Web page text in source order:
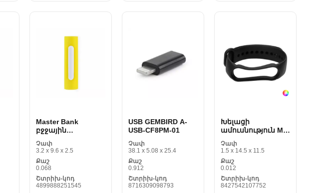
Master Bank
բջջային
համար 144742
Չափ
3.2 x 9.6 x 2.5
Քաշ
0.068
Շտրիխ-կոդ
4899888251545
USB GEMBIRD A-
USB-CF8PM-01
Չափ
38.1 x 5.08 x 25.4
Քաշ
0.912
Շտրիխ-կոդ
8716309098793
Խելացի
ամուսնություն Mi
Չափ
1.5 x 14.5 x 11.5
Քաշ
0.012
Շտրիխ-կոդ
8427542107752